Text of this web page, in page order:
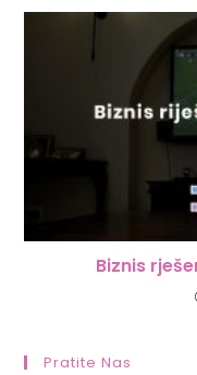
Biznis
Pratite Nas